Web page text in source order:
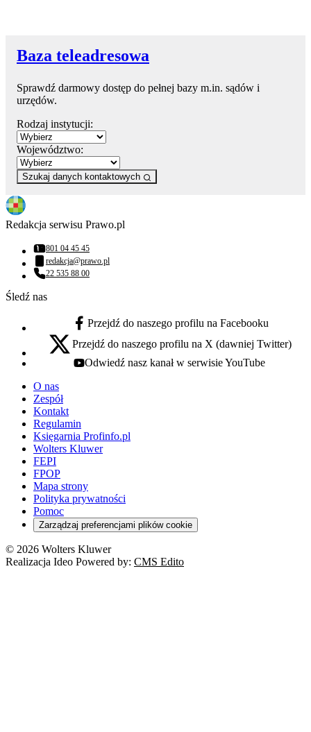
Baza teleadresowa
Sprawdź darmowy dostęp do pełnej bazy m.in. sądów i
urzędów.
Rodzaj instytucji:
Województwo:
Szukaj danych kontaktowych
Redakcja serwisu Prawo.pl
Numer telefonu:
801 04 45 45
Adres email:
redakcja@prawo.pl
Numer telefonu:
22 535 88 00
Śledź nas
facebook - otwiera się w nowej karcie
Przejdź do naszego profilu na Facebooku
x - otwiera się w nowej karcie
Przejdź do naszego profilu na X (dawniej Twitter)
youtube - otwiera się w nowej karcie
Odwiedź nasz kanał w serwisie YouTube
O nas
Zespół
Kontakt
Regulamin
Księgarnia Profinfo.pl
Wolters Kluwer
FEPI
FPOP
Mapa strony
Polityka prywatności
Pomoc
Zarządzaj preferencjami plików cookie
© 2026 Wolters Kluwer
Realizacja Ideo Powered by: CMS Edito